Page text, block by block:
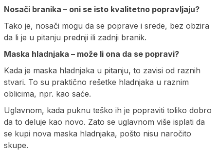
Nosači branika – oni se isto kvalitetno popravljaju?
Tako je, nosači mogu da se poprave i srede, bez obzira
da li je u pitanju prednji ili zadnji branik.
Maska hladnjaka – može li ona da se popravi?
Kada je maska hladnjaka u pitanju, to zavisi od raznih
stvari. To su praktično rešetke hladnjaka u raznim
oblicima, npr. kao saće.
Uglavnom, kada puknu teško ih je popraviti toliko dobro
da to deluje kao novo. Zato se uglavnom više isplati da
se kupi nova maska hladnjaka, pošto nisu naročito
skupe.